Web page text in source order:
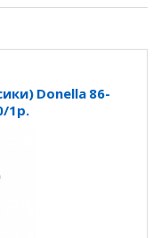
Donella 86-
1р.